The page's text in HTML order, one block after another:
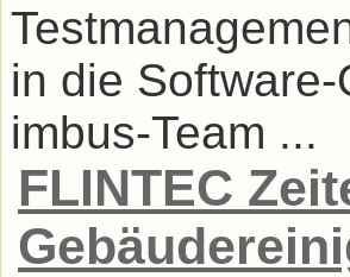
in die
imbus-Team ...
FLINTEC